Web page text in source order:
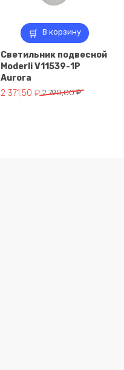
В корзину
Светильник подвесной
Moderli V11539-1P
Aurora
2 790,00₽
Первоначальная
2 371,50 ₽
Текущая